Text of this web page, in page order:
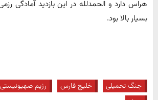
هراس دارد و الحمدلله در این بازدید آمادگی
بسیار بالا بود.
جنگ تحمیلی خلیج فارس رژیم صهیونیستی